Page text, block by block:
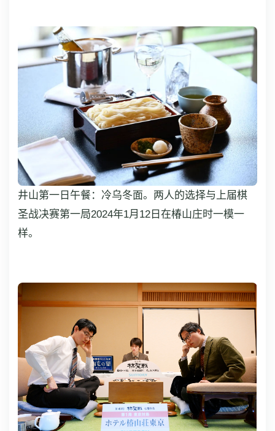
井山第一日午餐：冷乌冬面。两人的选择与上届棋
圣战决赛第一局2024年1月12日在椿山庄时一模一
样。